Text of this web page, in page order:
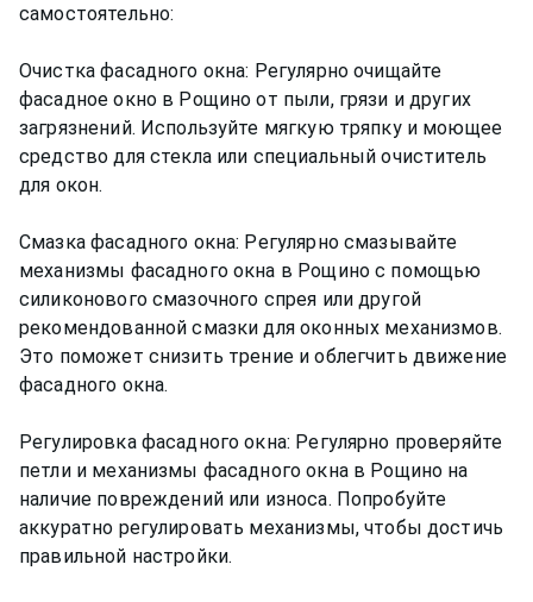
самостоятельно:
Очистка фасадного окна: Регулярно очищайте
фасадное окно в Рощино от пыли, грязи и других
загрязнений. Используйте мягкую тряпку и моющее
средство для стекла или специальный очиститель
для окон.
Смазка фасадного окна: Регулярно смазывайте
механизмы фасадного окна в Рощино с помощью
силиконового смазочного спрея или другой
рекомендованной смазки для оконных механизмов.
Это поможет снизить трение и облегчить движение
фасадного окна.
Регулировка фасадного окна: Регулярно проверяйте
петли и механизмы фасадного окна в Рощино на
наличие повреждений или износа. Попробуйте
аккуратно регулировать механизмы, чтобы достичь
правильной настройки.